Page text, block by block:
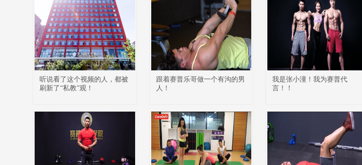
听说看了这个视频的人，都被
刷新了“私教”观！
跟着赛普乐哥做一个有沟的男
人！
我是张小潼！我为赛普代
言！！